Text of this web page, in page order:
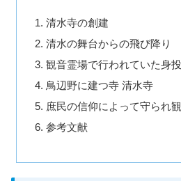
清水寺の創建
清水の舞台からの飛び降り
観音霊場で行われていた身
鳥辺野に建つ寺 清水寺
庶民の信仰によって守られ
参考文献